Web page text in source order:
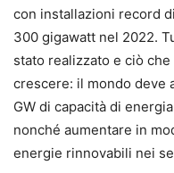
con installazioni record
300 gigawatt nel 2022.
stato realizzato e ciò
crescere: il mondo deve
GW di capacità di
nonché aumentare in
energie rinnovabili nei